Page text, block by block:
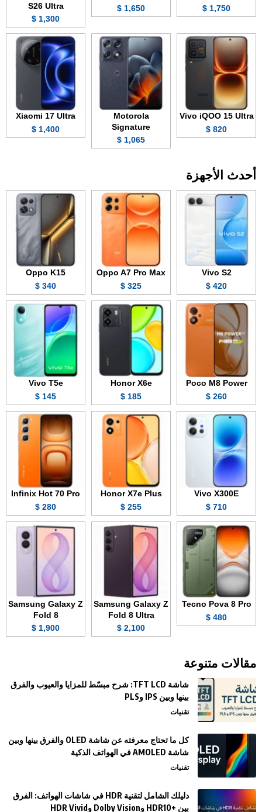
1,750 $
1,650 $
S26 Ultra
1,300 $
Vivo iQOO 15 Ultra
820 $
Motorola
Signature
1,065 $
Xiaomi 17 Ultra
1,400 $
أحدث الأجهزة
Vivo S2
420 $
Oppo A7 Pro Max
325 $
Oppo K15
340 $
Poco M8 Power
260 $
Honor X6e
185 $
Vivo T5e
145 $
Vivo X300E
710 $
Honor X7e Plus
255 $
Infinix Hot 70 Pro
280 $
Tecno Pova 8 Pro
480 $
Samsung Galaxy Z
Fold 8 Ultra
2,100 $
Samsung Galaxy Z
Fold 8
1,900 $
مقالات متنوعة
شاشة TFT LCD: شرح مبسّط للمزايا والعيوب والفرق
بينها وبين IPS وPLS
تقنيات
كل ما تحتاج معرفته عن شاشة OLED والفرق بينها وبين
شاشة AMOLED في الهواتف الذكية
تقنيات
دليلك الشامل لتقنية HDR في شاشات الهواتف: الفرق
بين +HDR10 وDolby Vision وHDR Vivid